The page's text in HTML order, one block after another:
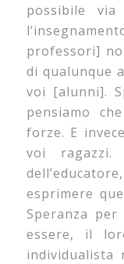
possibile
professori]
di qualunque
voi [alunni].
pensiamo
forze. E
voi
esprimere
Speranza
essere, il
individualista